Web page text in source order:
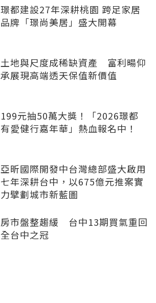
璟都建設27年深耕桃園 跨足家居
品牌「璟尚美居」盛大開幕
土地與尺度成稀缺資產 富利暘仰
承展現高端透天保值新價值
199元抽50萬大獎！「2026璟都
有愛健行嘉年華」熱血報名中！
亞昕國際開發中台灣總部盛大啟用
七年深耕台中，以675億元推案實
力擘劃城市新藍圖
房市盤整趨緩 台中13期買氣重回
全台中之冠